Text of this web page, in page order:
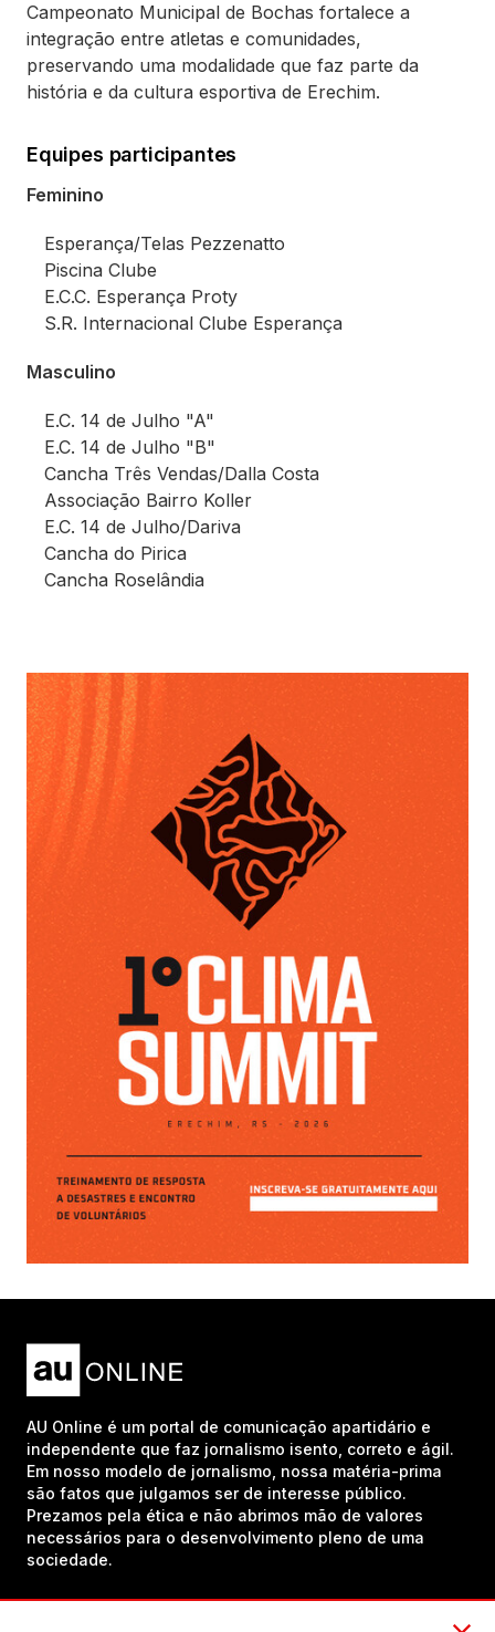
Campeonato Municipal de Bochas fortalece a
integração entre atletas e comunidades,
preservando uma modalidade que faz parte da
história e da cultura esportiva de Erechim.
Equipes participantes
Feminino
Esperança/Telas Pezzenatto
Piscina Clube
E.C.C. Esperança Proty
S.R. Internacional Clube Esperança
Masculino
E.C. 14 de Julho "A"
E.C. 14 de Julho "B"
Cancha Três Vendas/Dalla Costa
Associação Bairro Koller
E.C. 14 de Julho/Dariva
Cancha do Pirica
Cancha Roselândia
AU Online é um portal de comunicação apartidário e
independente que faz jornalismo isento, correto e ágil.
Em nosso modelo de jornalismo, nossa matéria-prima
são fatos que julgamos ser de interesse público.
Prezamos pela ética e não abrimos mão de valores
necessários para o desenvolvimento pleno de uma
sociedade.